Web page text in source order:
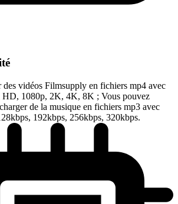
vidéos Filmsupply en fichiers mp4 avec
HD, 1080p, 2K, 4K, 8K ; Vous pouvez
de la musique en fichiers mp3 avec
192kbps, 256kbps, 320kbps.